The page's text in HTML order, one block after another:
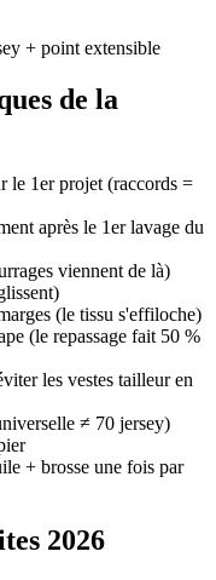
+ point extensible
de la
le 1er projet (raccords =
après le 1er lavage du
viennent de là)
(le tissu s'effiloche)
(le repassage fait 50 %
les vestes tailleur en
≠ 70 jersey)
+ brosse une fois par
2026